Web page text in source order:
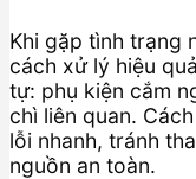
Khi gặp tình trạng
cách xử lý hiệu
tự: phụ kiện cắm
chì liên quan.
lỗi nhanh, tránh
nguồn an toàn.